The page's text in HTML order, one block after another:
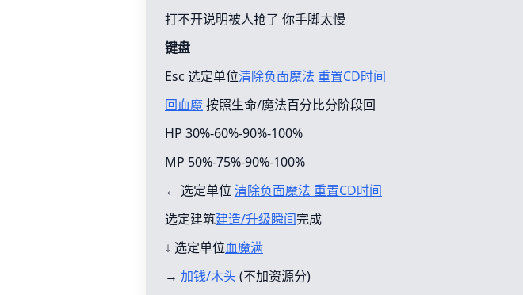
打不开说明被人抢了 你手脚太慢
键盘
Esc 选定单位清除负面魔法 重置CD时间
回血魔按照生命/魔法百分比分阶段回
HP 30%-60%-90%-100%
MP 50%-75%-90%-100%
← 选定单位 清除负面魔法 重置CD时间
选定建筑建造/升级瞬间完成
↓ 选定单位血魔满
→ 加钱/木头(不加资源分)